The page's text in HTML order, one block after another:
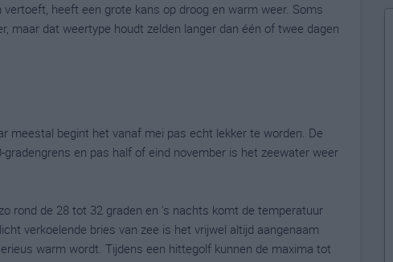
heeft een grote kans op droog en warm weer. Soms
maar dat weertype houdt zelden langer dan één of twee dagen
meestal begint het vanaf mei pas echt lekker te worden. De
en pas half of eind november is het zeewater weer
rond de 28 tot 32 graden en 's nachts komt de temperatuur
verkoelende bries van zee is het vrijwel altijd aangenaam
warm wordt. Tijdens een hittegolf kunnen de maxima tot